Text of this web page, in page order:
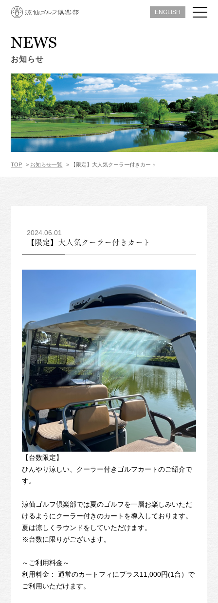
ENGLISH
NEWS
お知らせ
TOP お知らせ一覧 【限定】大人気クーラー付きカート
2024.06.01
【限定】大人気クーラー付きカート
【台数限定】
ひんやり涼しい、クーラー付きゴルフカートのご紹介で
す。
涼仙ゴルフ倶楽部では夏のゴルフを一層お楽しみいただ
けるようにクーラー付きのカートを導入しております。
夏は涼しくラウンドをしていただけます。
※台数に限りがございます。
～ご利用料金～
利用料金： 通常のカートフィにプラス11,000円(1台）で
ご利用いただけます。